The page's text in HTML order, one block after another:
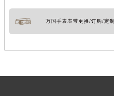
万国手表表带更换/订购/定制